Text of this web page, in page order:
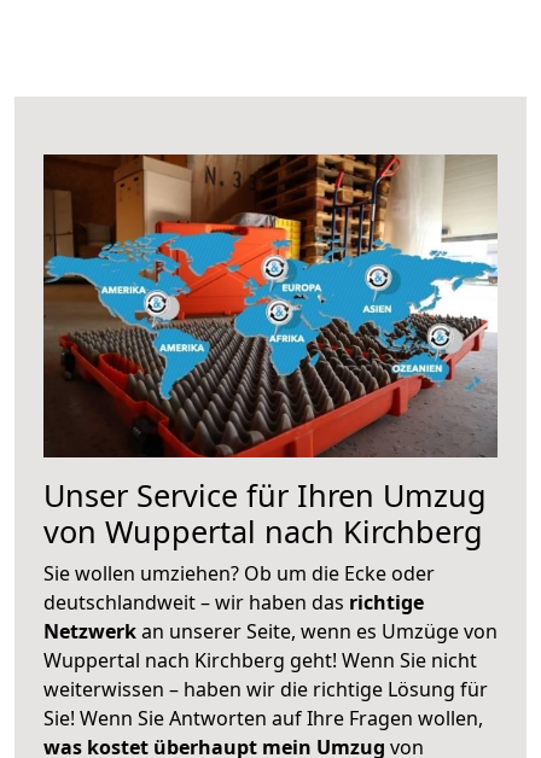
Unser Service für Ihren Umzug
von Wuppertal nach Kirchberg
Sie wollen umziehen? Ob um die Ecke oder
deutschlandweit – wir haben das richtige
Netzwerkan unserer Seite, wenn es Umzüge von
Wuppertal nach Kirchberg geht! Wenn Sie nicht
weiterwissen – haben wir die richtige Lösung für
Sie! Wenn Sie Antworten auf Ihre Fragen wollen,
was kostet überhaupt mein Umzug von